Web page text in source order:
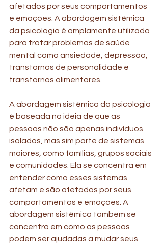
afetados por seus comportamentos
e emoções. A abordagem sistêmica
da psicologia é amplamente utilizada
para tratar problemas de saúde
mental como ansiedade, depressão,
transtornos de personalidade e
transtornos alimentares.
A abordagem sistêmica da psicologia
é baseada na ideia de que as
pessoas não são apenas indivíduos
isolados, mas sim parte de sistemas
maiores, como famílias, grupos sociais
e comunidades. Ela se concentra em
entender como esses sistemas
afetam e são afetados por seus
comportamentos e emoções. A
abordagem sistêmica também se
concentra em como as pessoas
podem ser ajudadas a mudar seus